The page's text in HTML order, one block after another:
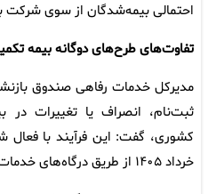
احتمالی بیمه‌شدگان از سوی شرکت
تفاوت‌های طرح‌های دوگانه بیمه
مدیرکل خدمات رفاهی صندوق
ثبت‌نام، انصراف یا تغییرات در
کشوری، گفت: این فرآیند با فعال
خرداد ۱۴۰۵ از طریق درگاه‌های خدمات الکترونیکی صندوق آغاز می‌شود.